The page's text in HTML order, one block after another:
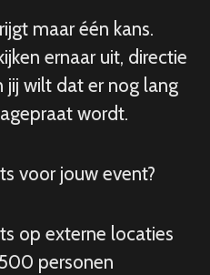
maar één kans.
ernaar uit, directie
wilt dat er nog lang
wordt.
voor jouw event?
op externe locaties
personen